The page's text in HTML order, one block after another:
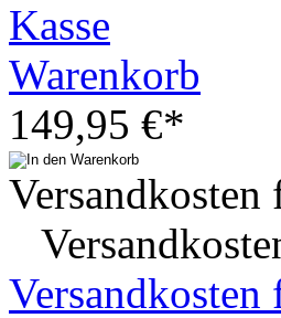
Kasse
Warenkorb
149,95 €*
Versandkosten